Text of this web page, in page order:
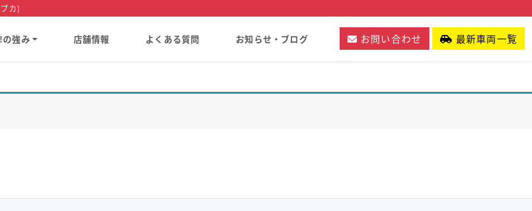
カ)
強み 店舗情報 よくある質問 お知らせ・ブログ お問い合わせ 最新車両一覧